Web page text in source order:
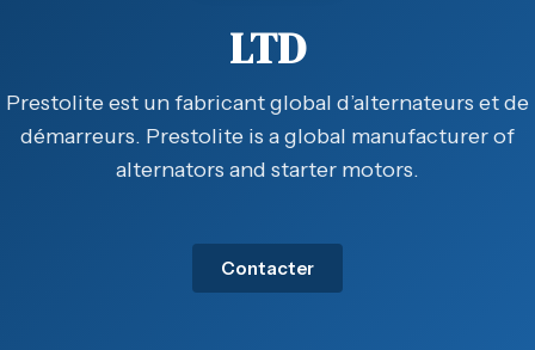
LTD
Prestolite est un fabricant global d’alternateurs et de
démarreurs. Prestolite is a global manufacturer of
alternators and starter motors.
Contacter